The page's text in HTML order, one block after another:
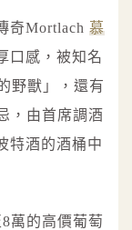
奇Mortlach 慕
口感，被知名
野獸」，還有
，由首席調酒
特酒的酒桶中
萬的高價葡萄